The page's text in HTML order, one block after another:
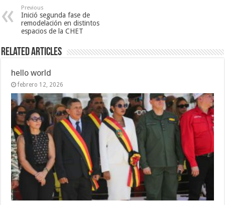
Previous
Inició segunda fase de
remodelación en distintos
espacios de la CHET
Related Articles
hello world
febrero 12, 2026